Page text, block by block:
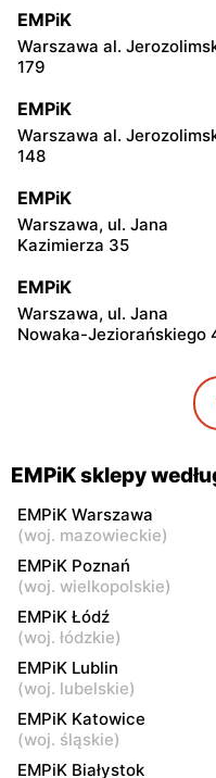
EMPiK
Warszawa al.
179
EMPiK
Warszawa al.
148
EMPiK
Warszawa, ul. Jana
Kazimierza 35
EMPiK
Warszawa, ul. Jana
Nowaka-Jeziorańskiego
Warszawa, ul. Bukowa 25
EMPiK
Warszawa, ul.
230
EMPiK
Warszawa, ul.
22
EMPiK
Warszawa, ul. Gen.
Emila Fieldorfa Nila 41
EMPiK
Warszawa, ul.
EMPiK sklepy
EMPiK Warszawa
(woj. mazowieckie)
EMPiK Poznań
(woj. wielkopolskie)
EMPiK Łódź
(woj. łódzkie)
EMPiK Lublin
(woj. lubelskie)
EMPiK Katowice
(woj. śląskie)
EMPiK Białystok